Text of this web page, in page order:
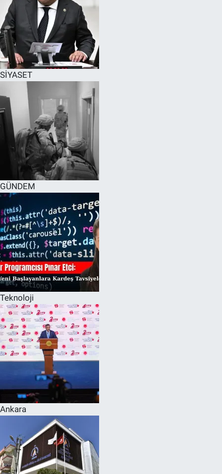
SİYASET
GÜNDEM
Teknoloji
Ankara